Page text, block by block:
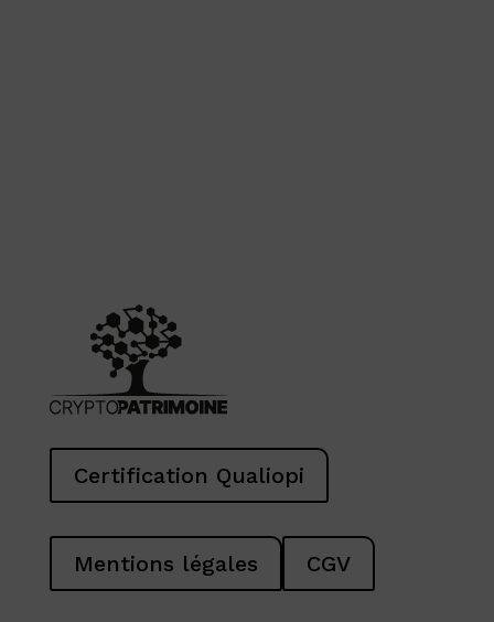
Certification Qualiopi
Mentions légales CGV